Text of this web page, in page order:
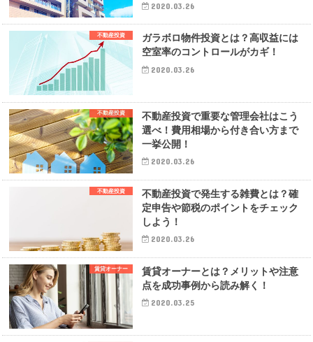
2020.03.26
不動産投資
ガラボロ物件投資とは？高収益には
空室率のコントロールがカギ！
2020.03.26
不動産投資
不動産投資で重要な管理会社はこう
選べ！費用相場から付き合い方まで
一挙公開！
2020.03.26
不動産投資
不動産投資で発生する雑費とは？確
定申告や節税のポイントをチェック
しよう！
2020.03.26
賃貸オーナー
賃貸オーナーとは？メリットや注意
点を成功事例から読み解く！
2020.03.25